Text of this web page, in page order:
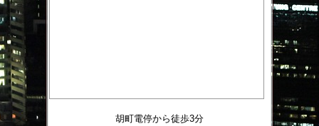
胡町電停から徒歩3分